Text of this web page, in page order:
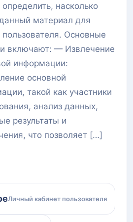
насколько
материал для
пользователя. Основные
включают: — Извлечение
информации:
основной
такой как участники
анализ данных,
результаты и
что позволяет […]
Личный кабинет пользователя